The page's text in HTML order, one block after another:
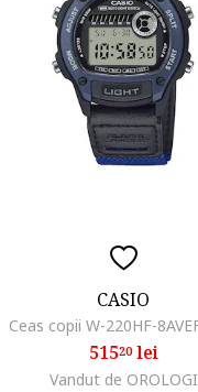
CASIO
51520lei
Vandut de OROLOGI